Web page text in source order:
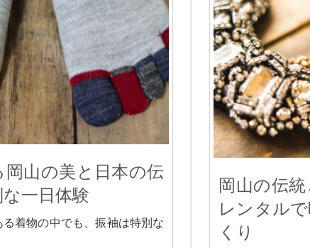
山の美と日本の伝
一日体験
着物の中でも、振袖は特別な
岡山の伝
レンタル
くり